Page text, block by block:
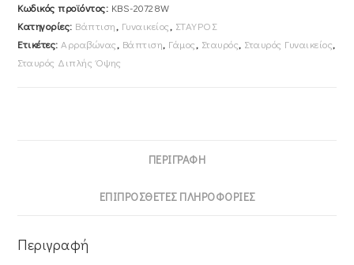
20728W
ποσότητα
Κωδικός προϊόντος: KBS-20728W
Κατηγορίες: Βάπτιση, Γυναικείος, ΣΤΑΥΡΟΣ
Ετικέτες: Αρραβώνας, Βάπτιση, Γάμος, Σταυρός, Σταυρός Γυναικείος,
Σταυρός Διπλής Όψης
ΠΕΡΙΓΡΑΦΉ
ΕΠΙΠΡΌΣΘΕΤΕΣ ΠΛΗΡΟΦΟΡΊΕΣ
Περιγραφή